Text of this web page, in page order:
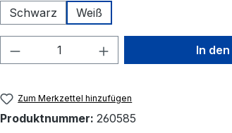
Schwarz
Weiß
Produkt Anzahl: Gib den
In
Zum Merkzettel hinzufügen
Produktnummer: 260585